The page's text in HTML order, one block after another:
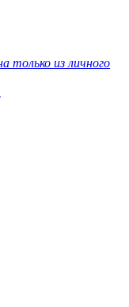
только из личного